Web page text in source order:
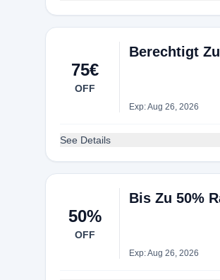
75€
OFF
Berechtigt
Exp: Aug 26, 2026
See Details
50%
OFF
Bis Zu 50%
Exp: Aug 26, 2026